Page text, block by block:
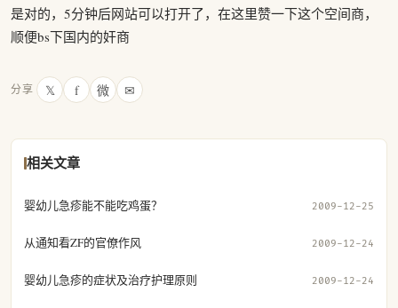
是对的，5分钟后网站可以打开了，在这里赞一下这个空间商，
顺便bs下国内的奸商
分享 𝕏 f 微 ✉
相关文章
婴幼儿急疹能不能吃鸡蛋？ 2009-12-25
从通知看ZF的官僚作风 2009-12-24
婴幼儿急疹的症状及治疗护理原则 2009-12-24